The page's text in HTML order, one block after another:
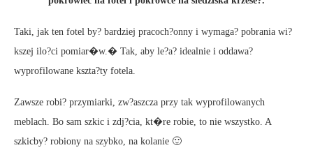
Taki, jak ten fotel by? bardziej pracoch?onny i wymaga? pobrania wi?
kszej ilo?ci pomiar�w.� Tak, aby le?a? idealnie i oddawa?
wyprofilowane kszta?ty fotela.
Zawsze robi? przymiarki, zw?aszcza przy tak wyprofilowanych
meblach. Bo sam szkic i zdj?cia, kt�re robie, to nie wszystko. A
szkicby? robiony na szybko, na kolanie 🙂